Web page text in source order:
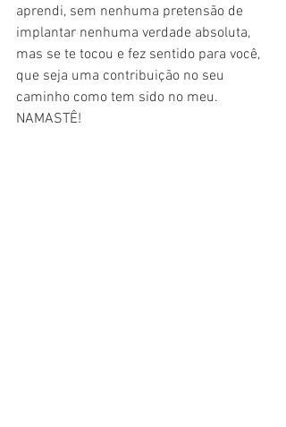
aprendi, sem nenhuma pretensão de
implantar nenhuma verdade absoluta,
mas se te tocou e fez sentido para você,
que seja uma contribuição no seu
caminho como tem sido no meu.
NAMASTÊ!